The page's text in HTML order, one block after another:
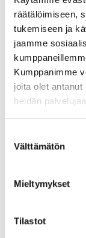
räätälöimiseen,
tukemiseen ja
jaamme
Kumppanimme
joita olet
heidän
valinta
Välttämätön
Mieltymykset
Tilastot
hoidon
säästöjä,